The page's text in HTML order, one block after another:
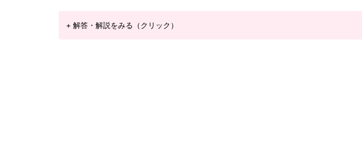
+ 解答・解説をみる（クリック）